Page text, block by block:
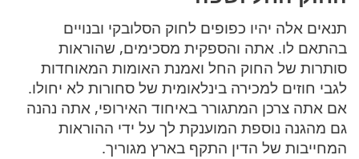
תנאים אלה יהיו כפופים לחוק הסלובקי ובנויים
בהתאם לו. אתה והספקית מסכימים, שהוראות
סותרות של החוק החל ואמנת האומות המאוחדות
לגבי חוזים למכירה בינלאומית של סחורות לא יחולו.
אם אתה צרכן המתגורר באיחוד האירופי, אתה נהנה
גם מהגנה נוספת המוענקת לך על ידי ההוראות
המחייבות של הדין התקף בארץ מגוריך.